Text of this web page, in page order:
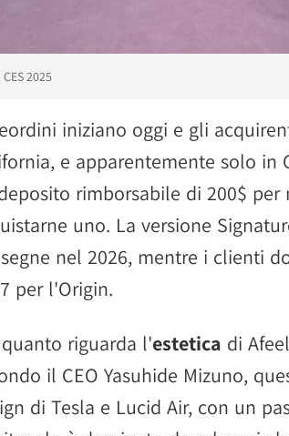
2025
iniziano oggi e gli
e apparentemente solo in
rimborsabile di 200$
uno. La versione
nel 2026, mentre i clienti
per l'Origin.
quanto riguarda l'estetica di
il CEO Yasuhide Mizuno,
di Tesla e Lucid Air, con un